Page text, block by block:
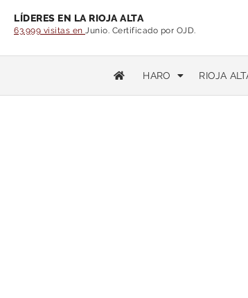
LÍDERES EN LA RIOJA ALTA
63.999 visitas en Junio. Certificado por OJD.
HARO RIOJA